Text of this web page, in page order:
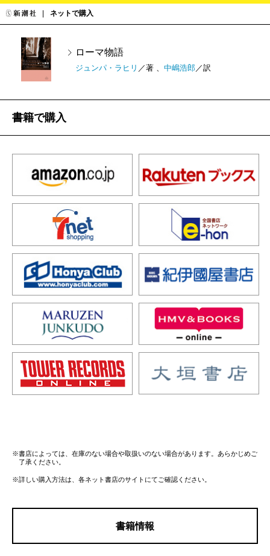
ネットで購入
ローマ物語
ジュンパ・ラヒリ ／著 、 中嶋浩郎 ／訳
書籍で購入
※書店によっては、在庫のない場合や取扱いのない場合があります。あらかじめご
了承ください。
※詳しい購入方法は、各ネット書店のサイトにてご確認ください。
書籍情報